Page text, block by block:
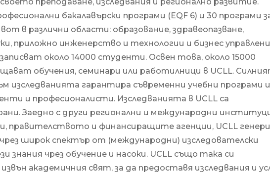
бакалавърски програми (EQF 6) и 30 програми
в различни области: образование, здравеопазване,
приложно инженерство и технологии и бизнес
записват около 14000 студенти. Освен това, около 15000
обучения, семинари или работилници в UCLL.
изследванията гарантира съвременни учебни програми и
и професионалисти. Изследванията в UCLL са
Заедно с други регионални и международни
правителството и финансиращите агенции, UCLL
широк спектър от (международни) изследователски
знания чрез обучение и насоки. UCLL също така си
академичния свят, за да предоставя изследвания и